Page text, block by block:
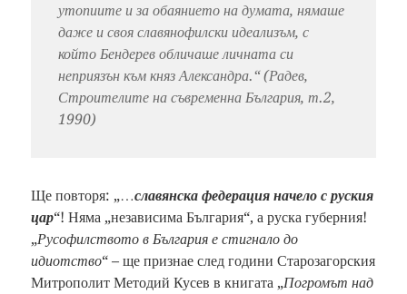
утопиите и за обаянието на думата, нямаше
даже и своя славянофилски идеализъм, с
който Бендерев обличаше личната си
неприязън към княз Александра.“ (Радев,
Строителите на съвременна България, т.2,
1990)
Ще повторя: „…славянска федерация начело с руския
цар“! Няма „независима България“, а руска губерния!
„Русофилството в България е стигнало до
идиотство“ – ще признае след години Старозагорския
Митрополит Методий Кусев в книгата „Погромът над